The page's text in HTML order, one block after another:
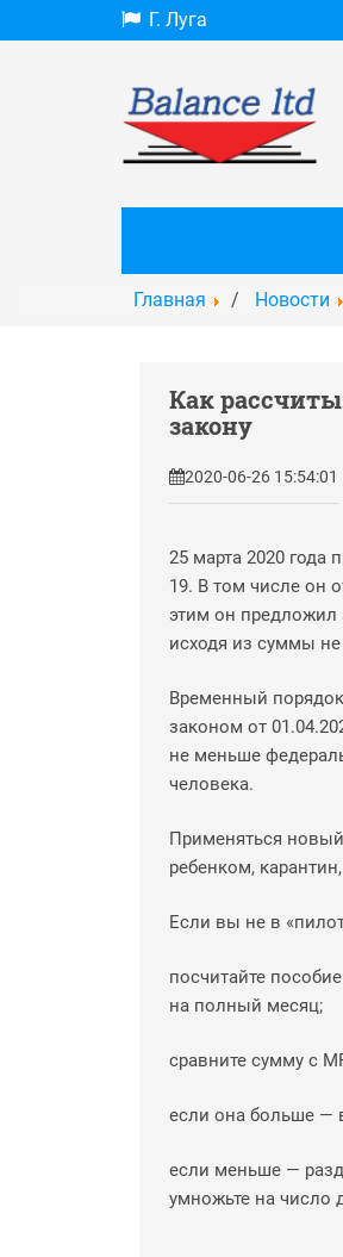
Г. Луга
Главная Новости
Как
закону
2020-06-26 15:54:01
25 марта 2020 года
19. В том числе он
этим он предложил
исходя из суммы
Временный порядок
законом от
не меньше
человека.
Применяться
ребенком,
Если вы не в
посчитайте
на полный месяц;
сравните сумму с
если она больше —
если меньше —
умножьте на число